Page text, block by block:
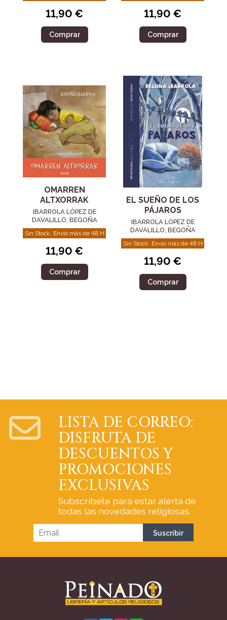
11,90 €
Comprar
11,90 €
Comprar
OMARREN
ALTXORRAK
IBARROLA LÓPEZ DE
DAVALILLO, BEGOÑA
Sin Stock. Envío más de 48 H
11,90 €
Comprar
EL SUEÑO DE LOS
PÁJAROS
IBARROLA LÓPEZ DE
DAVALILLO, BEGOÑA
Sin Stock. Envío más de 48 H
11,90 €
Comprar
LISTA DE CORREO:
DISFRUTA DE
DESCUENTOS Y
PROMOCIONES
EXCLUSIVAS
Subscríbete para estar alerta de
todas las novedades religiosas.